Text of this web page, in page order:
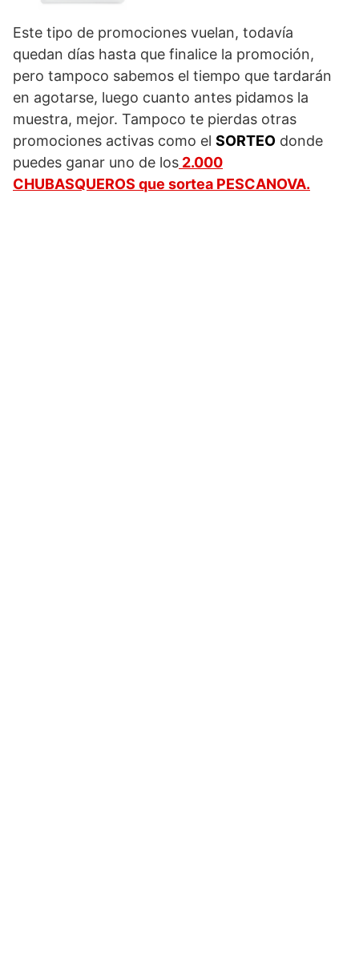
Este tipo de promociones vuelan, todavía
quedan días hasta que finalice la promoción,
pero tampoco sabemos el tiempo que tardarán
en agotarse, luego cuanto antes pidamos la
muestra, mejor. Tampoco te pierdas otras
promociones activas como el SORTEO donde
puedes ganar uno de los 2.000
CHUBASQUEROS que sortea PESCANOVA.